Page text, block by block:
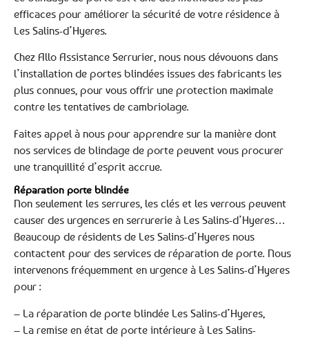
efficaces pour améliorer la sécurité de votre résidence à
Les Salins-d’Hyeres.
Chez Allo Assistance Serrurier, nous nous dévouons dans
l’installation de portes blindées issues des fabricants les
plus connues, pour vous offrir une protection maximale
contre les tentatives de cambriolage.
Faites appel à nous pour apprendre sur la manière dont
nos services de blindage de porte peuvent vous procurer
une tranquillité d’esprit accrue.
Réparation porte blindée
Non seulement les serrures, les clés et les verrous peuvent
causer des urgences en serrurerie à Les Salins-d’Hyeres…
Beaucoup de résidents de Les Salins-d’Hyeres nous
contactent pour des services de réparation de porte. Nous
intervenons fréquemment en urgence à Les Salins-d’Hyeres
pour :
– La réparation de porte blindée Les Salins-d’Hyeres,
– La remise en état de porte intérieure à Les Salins-